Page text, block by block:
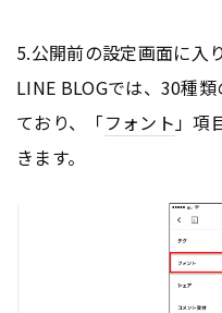
5.公開前の設定画面に入り
LINE BLOGでは、30種
ており、「フォント」項
きます。